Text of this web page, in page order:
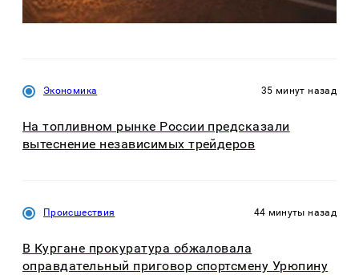
Экономика 35 минут назад
На топливном рынке России предсказали
вытеснение независимых трейдеров
Происшествия 44 минуты назад
В Кургане прокуратура обжаловала
оправдательный приговор спортсмену Урюпину